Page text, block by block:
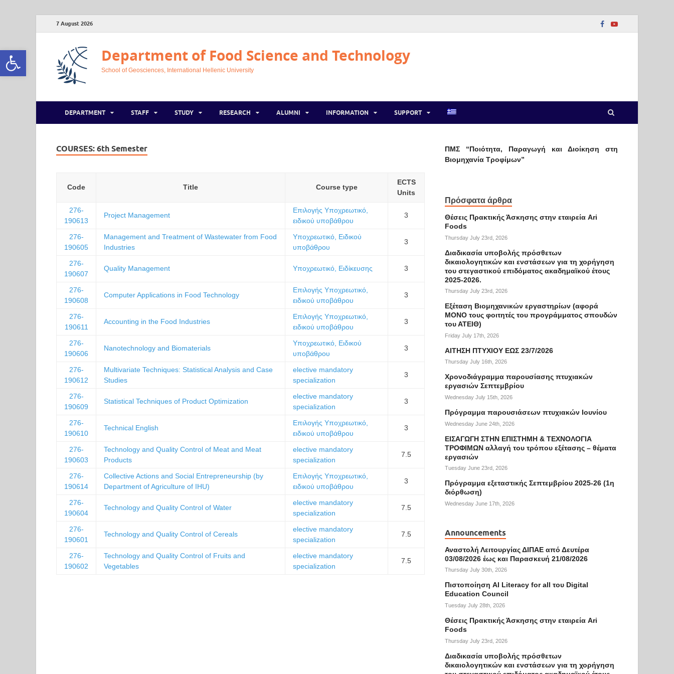
Open toolbar
7 August 2026
Department of Food Science and Technology
School of Geosciences, International Hellenic University
DEPARTMENT STAFF STUDY RESEARCH ALUMNI INFORMATION SUPPORT
COURSES: 6th Semester
Code Title Course type
ECTS
Units
276-
190613
Project Management
Επιλογής Υποχρεωτικό,
ειδικού υποβάθρου
3
276-
190605
Management and Treatment of Wastewater from Food
Industries
Υποχρεωτικό, Ειδικού
υποβάθρου
3
276-
190607
Quality Management Υποχρεωτικό, Ειδίκευσης 3
276-
190608
Computer Applications in Food Technology
Επιλογής Υποχρεωτικό,
ειδικού υποβάθρου
3
276-
190611
Accounting in the Food Industries
Επιλογής Υποχρεωτικό,
ειδικού υποβάθρου
3
276-
190606
Nanotechnology and Biomaterials
Υποχρεωτικό, Ειδικού
υποβάθρου
3
276-
190612
Multivariate Techniques: Statistical Analysis and Case
Studies
elective mandatory
specialization
3
276-
190609
Statistical Techniques of Product Optimization
elective mandatory
specialization
3
276-
190610
Technical English
Επιλογής Υποχρεωτικό,
ειδικού υποβάθρου
3
276-
190603
Technology and Quality Control of Meat and Meat
Products
elective mandatory
specialization
7.5
276-
190614
Collective Actions and Social Entrepreneurship (by
Department of Agriculture of IHU)
Επιλογής Υποχρεωτικό,
ειδικού υποβάθρου
3
276-
190604
Technology and Quality Control of Water
elective mandatory
specialization
7.5
276-
190601
Technology and Quality Control of Cereals
elective mandatory
specialization
7.5
276-
190602
Technology and Quality Control of Fruits and
Vegetables
elective mandatory
specialization
7.5
ΠΜΣ “Ποιότητα, Παραγωγή και Διοίκηση στη
Βιομηχανία Τροφίμων”
Πρόσφατα άρθρα
Θέσεις Πρακτικής Άσκησης στην εταιρεία Ari
Foods
Thursday July 23rd, 2026
Διαδικασία υποβολής πρόσθετων
δικαιολογητικών και ενστάσεων για τη χορήγηση
του στεγαστικού επιδόματος ακαδημαϊκού έτους
2025-2026.
Thursday July 23rd, 2026
Εξέταση Βιομηχανικών εργαστηρίων (αφορά
ΜΟΝΟ τους φοιτητές του προγράμματος σπουδών
του ΑΤΕΙΘ)
Friday July 17th, 2026
ΑΙΤΗΣΗ ΠΤΥΧΙΟΥ ΕΩΣ 23/7/2026
Thursday July 16th, 2026
Χρονοδιάγραμμα παρουσίασης πτυχιακών
εργασιών Σεπτεμβρίου
Wednesday July 15th, 2026
Πρόγραμμα παρουσιάσεων πτυχιακών Ιουνίου
Wednesday June 24th, 2026
ΕΙΣΑΓΩΓΗ ΣΤΗΝ ΕΠΙΣΤΗΜΗ & ΤΕΧΝΟΛΟΓΙΑ
ΤΡΟΦΙΜΩΝ αλλαγή του τρόπου εξέτασης – θέματα
εργασιών
Tuesday June 23rd, 2026
Πρόγραμμα εξεταστικής Σεπτεμβρίου 2025-26 (1η
διόρθωση)
Wednesday June 17th, 2026
Announcements
Αναστολή Λειτουργίας ΔΙΠΑΕ από Δευτέρα
03/08/2026 έως και Παρασκευή 21/08/2026
Thursday July 30th, 2026
Πιστοποίηση AI Literacy for all του Digital
Education Council
Tuesday July 28th, 2026
Θέσεις Πρακτικής Άσκησης στην εταιρεία Ari
Foods
Thursday July 23rd, 2026
Διαδικασία υποβολής πρόσθετων
δικαιολογητικών και ενστάσεων για τη χορήγηση